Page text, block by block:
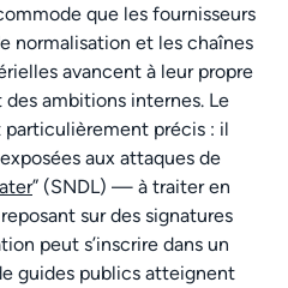
que les fournisseurs
normalisation et les chaînes
avancent à leur propre
ambitions internes. Le
précis : il
aux attaques de
” (SNDL) — à traiter en
sur des signatures
peut s’inscrire dans un
guides publics atteignent